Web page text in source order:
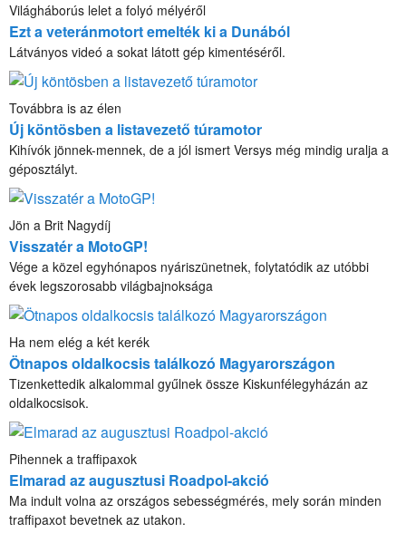
Világháborús lelet a folyó mélyéről
Ezt a veteránmotort emelték ki a Dunából
Látványos videó a sokat látott gép kimentéséről.
Továbbra is az élen
Új köntösben a listavezető túramotor
Kihívók jönnek-mennek, de a jól ismert Versys még mindig uralja a
géposztályt.
Jön a Brit Nagydíj
Visszatér a MotoGP!
Vége a közel egyhónapos nyáriszünetnek, folytatódik az utóbbi
évek legszorosabb világbajnoksága
Ha nem elég a két kerék
Ötnapos oldalkocsis találkozó Magyarországon
Tizenkettedik alkalommal gyűlnek össze Kiskunfélegyházán az
oldalkocsisok.
Pihennek a traffipaxok
Elmarad az augusztusi Roadpol-akció
Ma indult volna az országos sebességmérés, mely során minden
traffipaxot bevetnek az utakon.